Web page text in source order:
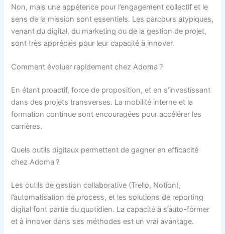
Non, mais une appétence pour l’engagement collectif et le
sens de la mission sont essentiels. Les parcours atypiques,
venant du digital, du marketing ou de la gestion de projet,
sont très appréciés pour leur capacité à innover.
Comment évoluer rapidement chez Adoma ?
En étant proactif, force de proposition, et en s’investissant
dans des projets transverses. La mobilité interne et la
formation continue sont encouragées pour accélérer les
carrières.
Quels outils digitaux permettent de gagner en efficacité
chez Adoma ?
Les outils de gestion collaborative (Trello, Notion),
l’automatisation de process, et les solutions de reporting
digital font partie du quotidien. La capacité à s’auto-former
et à innover dans ses méthodes est un vrai avantage.